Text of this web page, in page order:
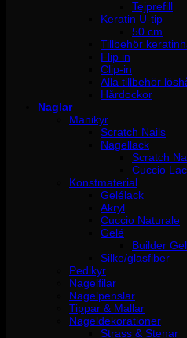
Tejprefill
Keratin U-tip
50 cm
Tillbehör
Flip in
Clip-in
Alla tillbehör
Hårdockor
Naglar
Manikyr
Scratch Nails
Nagellack
Scratch
Cuccio
Konstmaterial
Gelélack
Akryl
Cuccio Naturale
Gelé
Builder
Silke/glasfiber
Pedikyr
Nagelfilar
Nagelpenslar
Tippar & Mallar
Nageldekorationer
Strass & Stenar